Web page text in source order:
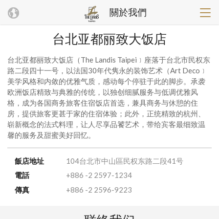
關於我們
台北亚都丽致大饭店
台北亚都丽致大饭店（The Landis Taipei﹞座落于台北市民权东
路二段四十一号，以法国30年代隽永的装饰艺术（Art Deco﹞
美学风格和内敛的优雅气质，感动每个停驻于此的脚步。承袭
欧洲饭店精致与典雅的传统，以独创细腻服务与低调优雅风
格，成为各国商务旅客住宿饭店首选，兼具商务与休憩的住
房，提供旅客更甚于家的住宿体验；此外，正统精致的杭州、
崭新概念的法式料理，让人尽享品饕艺术，带给宾客最细致温
馨的服务及甜蜜美好回忆。
飯店地址
104台北市中山區民权东路二段41号
電話
+886 -2 2597-1234
傳真
+886 -2 2596-9223